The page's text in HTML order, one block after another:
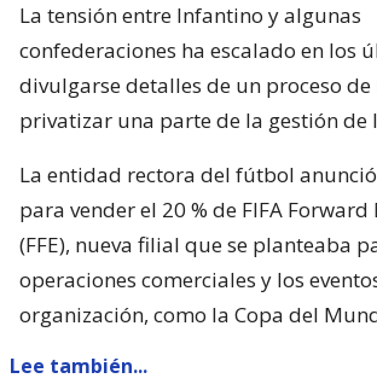
La tensión entre Infantino y algunas
confederaciones ha escalado en los
divulgarse detalles de un proceso de
privatizar una parte de la gestión de
La entidad rectora del fútbol
para vender el 20 % de FIFA
(FFE), nueva filial que se planteaba
operaciones comerciales y los
organización, como la Copa del
Lee también...